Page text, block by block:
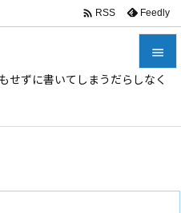
せずに書いてしまうだらしなく



 RSS Feedly